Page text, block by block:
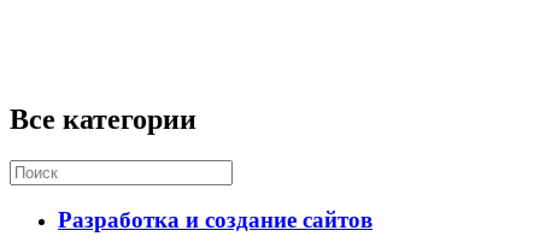
Все категории
Разработка и создание сайтов